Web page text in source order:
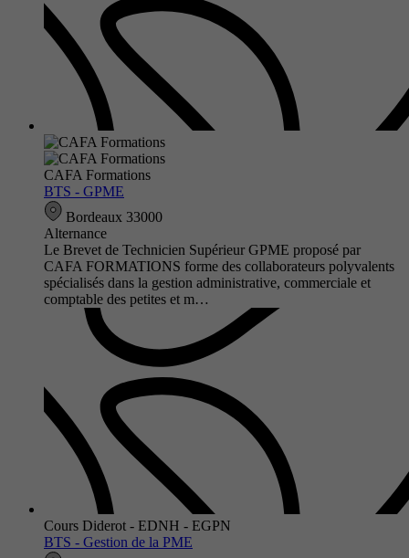
CAFA Formations
BTS - GPME
Bordeaux 33000
Alternance
Le Brevet de Technicien Supérieur GPME proposé par
CAFA FORMATIONS forme des collaborateurs polyvalents
spécialisés dans la gestion administrative, commerciale et
comptable des petites et m…
Cours Diderot - EDNH - EGPN
BTS - Gestion de la PME